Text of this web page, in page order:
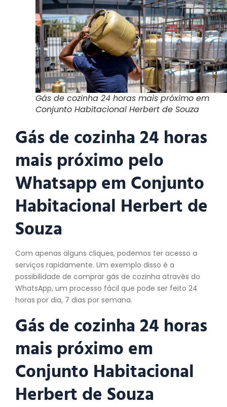
Gás de cozinha 24 horas mais próximo em
Conjunto Habitacional Herbert de Souza
Gás de cozinha 24 horas
mais próximo pelo
Whatsapp em Conjunto
Habitacional Herbert de
Souza
Com apenas alguns cliques, podemos ter acesso a
serviços rapidamente. Um exemplo disso é a
possibilidade de comprar gás de cozinha através do
WhatsApp, um processo fácil que pode ser feito 24
horas por dia, 7 dias por semana.
Gás de cozinha 24 horas
mais próximo em
Conjunto Habitacional
Herbert de Souza